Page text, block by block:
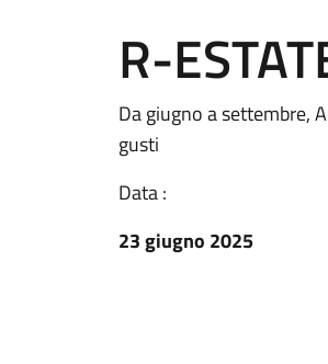
R-
Da giugno a settembre,
gusti
Data :
23 giugno 2025